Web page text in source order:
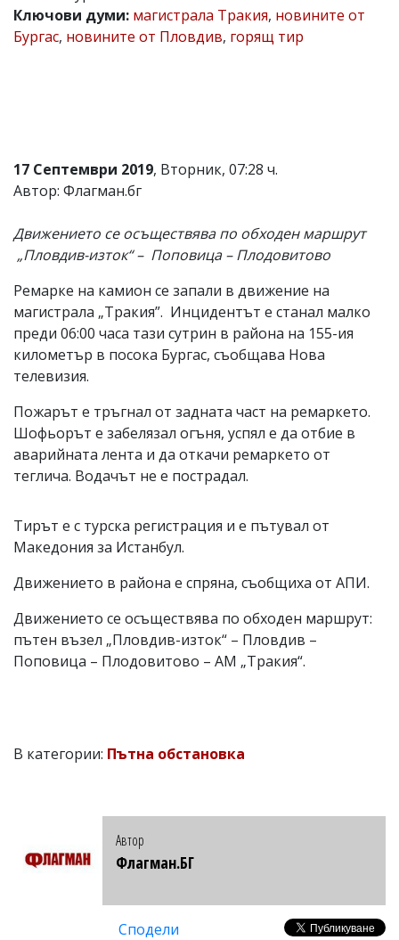
Коментарите
под
не
носи
отговорност
тях!
Ако
откриете
за
вас
коментар,
моля
сигнализирайте
ни!
Ключови думи: магистрала Тракия, новините от
Бургас, новините от Пловдив, горящ тир
17 Септември 2019, Вторник, 07:28 ч.
Автор: Флагман.бг
Движението се осъществява по обходен маршрут
„Пловдив-изток“ – Поповица – Плодовитово
Ремарке на камион се запали в движение на
магистрала „Тракия”. Инцидентът е станал малко
преди 06:00 часа тази сутрин в района на 155-ия
километър в посока Бургас, съобщава Нова
телевизия.
Пожарът е тръгнал от задната част на ремаркето.
Шофьорът е забелязал огъня, успял е да отбие в
аварийната лента и да откачи ремаркето от
теглича. Водачът не е пострадал.
Тирът е с турска регистрация и е пътувал от
Македония за Истанбул.
Движението в района е спряна, съобщиха от АПИ.
Движението се осъществява по обходен маршрут:
пътен възел „Пловдив-изток“ – Пловдив –
Поповица – Плодовитово – АМ „Тракия“.
В категории: Пътна обстановка
Автор
Флагман.БГ
Сподели